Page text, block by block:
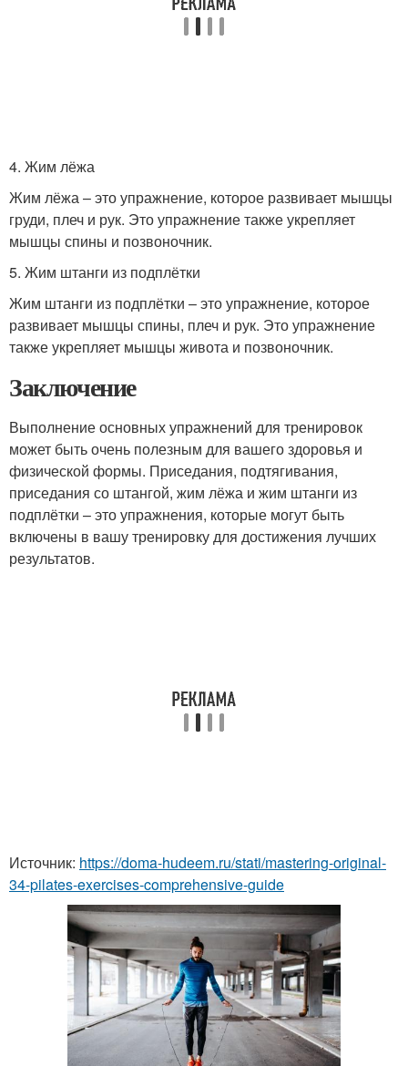
4. Жим лёжа
Жим лёжа – это упражнение, которое развивает мышцы
груди, плеч и рук. Это упражнение также укрепляет
мышцы спины и позвоночник.
5. Жим штанги из подплётки
Жим штанги из подплётки – это упражнение, которое
развивает мышцы спины, плеч и рук. Это упражнение
также укрепляет мышцы живота и позвоночник.
Заключение
Выполнение основных упражнений для тренировок
может быть очень полезным для вашего здоровья и
физической формы. Приседания, подтягивания,
приседания со штангой, жим лёжа и жим штанги из
подплётки – это упражнения, которые могут быть
включены в вашу тренировку для достижения лучших
результатов.
Источник: https://doma-hudeem.ru/stati/mastering-original-
34-pilates-exercises-comprehensive-guide